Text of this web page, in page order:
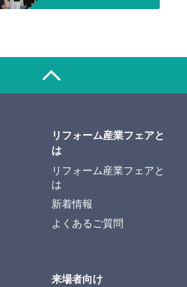
リフォーム産業フェアと
は
リフォーム産業フェアと
は
新着情報
よくあるご質問
来場者向け